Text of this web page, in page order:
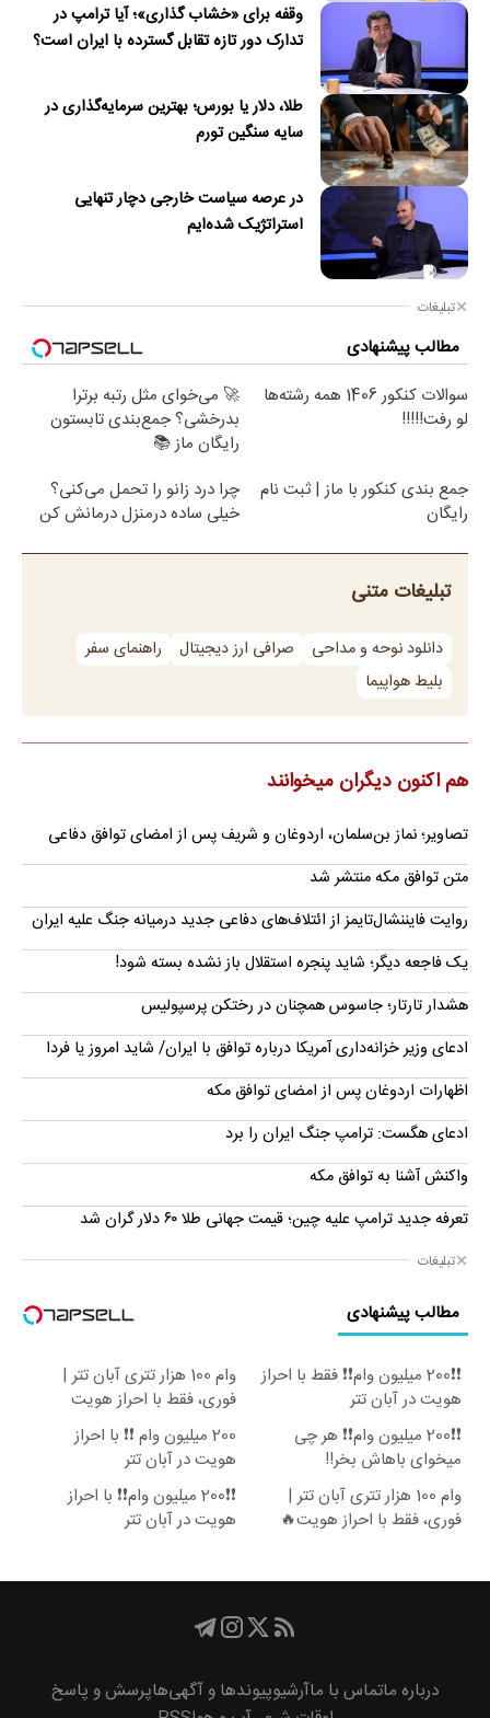
وقفه برای «خشاب گذاری»؛ آیا ترامپ در
تدارک دور تازه تقابل گسترده با ایران است؟
طلا، دلار یا بورس؛ بهترین سرمایه‌گذاری در
سایه سنگین تورم
در عرصه سیاست خارجی دچار تنهایی
استراتژیک شده‌ایم
تبلیغات
مطالب پیشنهادی
سوالات کنکور 1406 همه رشته‌ها
لو رفت!!!!!
🚀 می‌خوای مثل رتبه برترا
بدرخشی؟ جمع‌بندی تابستون
رایگان ماز 📚
جمع بندی کنکور با ماز | ثبت نام
رایگان
چرا درد زانو را تحمل می‌کنی؟
خیلی ساده درمنزل درمانش کن
تبلیغات متنی
دانلود نوحه و مداحی صرافی ارز دیجیتال
راهنمای سفر
بلیط هواپیما
هم اکنون دیگران میخوانند
تصاویر؛ نماز بن‌سلمان، اردوغان و شریف پس از امضای توافق دفاعی
متن توافق مکه منتشر شد
روایت فایننشال‌تایمز از ائتلاف‌های دفاعی جدید درمیانه جنگ علیه ایران
یک فاجعه دیگر؛ شاید پنجره استقلال باز نشده بسته شود!
هشدار تارتار؛ جاسوس همچنان در رختکن پرسپولیس
ادعای وزیر خزانه‌داری آمریکا درباره توافق با ایران/ شاید امروز یا فردا
اظهارات اردوغان پس از امضای توافق مکه
ادعای هگست: ترامپ جنگ ایران را برد
واکنش آشنا به توافق مکه
تعرفه جدید ترامپ علیه چین؛ قیمت جهانی طلا ۶۰ دلار گران شد
تبلیغات
مطالب پیشنهادی
❗❗200 میلیون وام❗❗ فقط با احراز
هویت در آبان تتر
وام 100 هزار تتری آبان تتر |
فوری، فقط با احراز هویت
❗❗200 میلیون وام❗❗ هر چی
میخوای باهاش بخر!!
200 میلیون وام ❗❗ با احراز
هویت در آبان تتر
وام 100 هزار تتری آبان تتر |
فوری، فقط با احراز هویت🔥
❗❗200 میلیون وام❗❗ با احراز
هویت در آبان تتر
درباره ماتماس با ماآرشیوپیوند‌ها و آگهی‌هاپرسش و پاسخ